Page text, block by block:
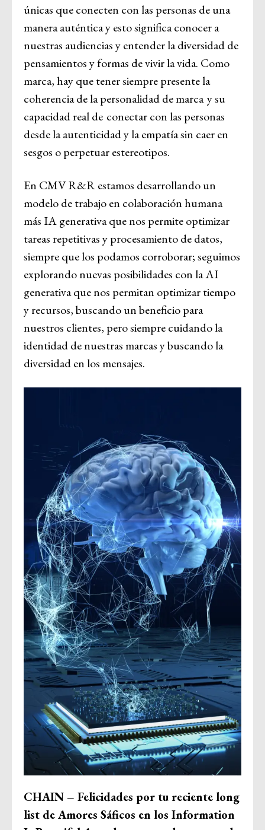
únicas que conecten con las personas de una
manera auténtica y esto significa conocer a
nuestras audiencias y entender la diversidad de
pensamientos y formas de vivir la vida. Como
marca, hay que tener siempre presente la
coherencia de la personalidad de marca y su
capacidad real de conectar con las personas
desde la autenticidad y la empatía sin caer en
sesgos o perpetuar estereotipos.
En CMV R&R estamos desarrollando un
modelo de trabajo en colaboración humana
más IA generativa que nos permite optimizar
tareas repetitivas y procesamiento de datos,
siempre que los podamos corroborar; seguimos
explorando nuevas posibilidades con la AI
generativa que nos permitan optimizar tiempo
y recursos, buscando un beneficio para
nuestros clientes, pero siempre cuidando la
identidad de nuestras marcas y buscando la
diversidad en los mensajes.
CHAIN – Felicidades por tu reciente long
list de Amores Sáficos en los Information